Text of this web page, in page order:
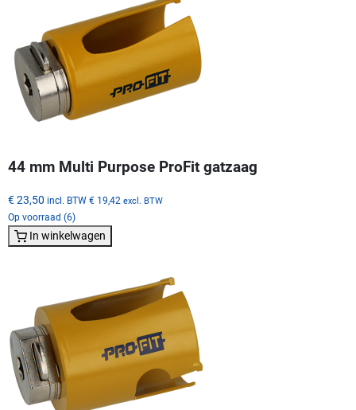
44 mm Multi Purpose ProFit gatzaag
€ 23,50 incl. BTW € 19,42 excl. BTW
Op voorraad (6)
In winkelwagen